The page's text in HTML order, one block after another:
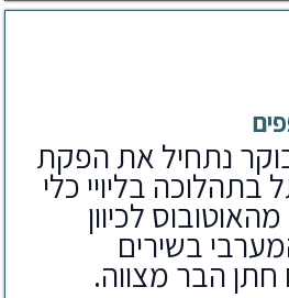
נתחיל את הפקת
בליויי כלי
לכיוון
בשירים
חתן הבר מצווה.